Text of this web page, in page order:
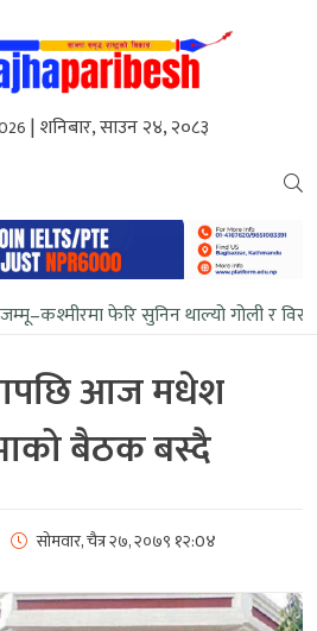
| शनिबार, साउन २४, २०८३
फेरि सुनिन थाल्यो गोली र
आज मधेश
बैठक बस्दै
सोमवार, चैत्र २७, २०७९ १२:0४